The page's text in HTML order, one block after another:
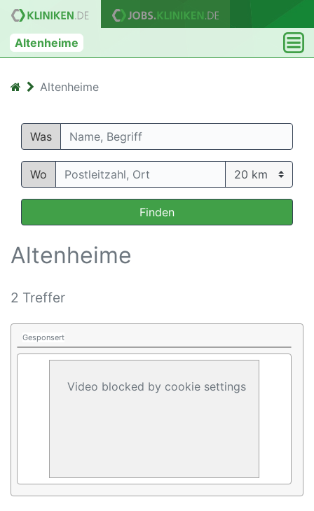
Altenheime
Altenheime
Was
Wo
Finden
Altenheime
2 Treffer
Gesponsert
Video blocked by cookie settings